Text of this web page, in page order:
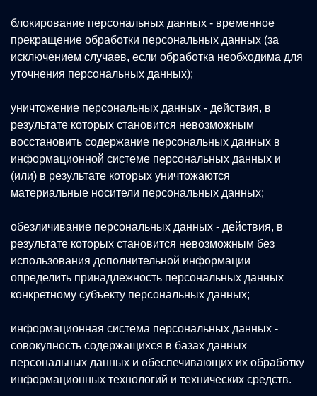
блокирование персональных данных - временное
прекращение обработки персональных данных (за
исключением случаев, если обработка необходима для
уточнения персональных данных);
уничтожение персональных данных - действия, в
результате которых становится невозможным
восстановить содержание персональных данных в
информационной системе персональных данных и
(или) в результате которых уничтожаются
материальные носители персональных данных;
обезличивание персональных данных - действия, в
результате которых становится невозможным без
использования дополнительной информации
определить принадлежность персональных данных
конкретному субъекту персональных данных;
информационная система персональных данных -
совокупность содержащихся в базах данных
персональных данных и обеспечивающих их обработку
информационных технологий и технических средств.